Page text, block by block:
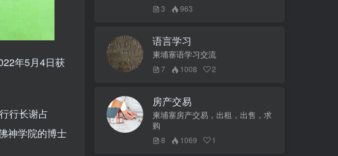
年5月4日获
行长谢占
神学院的博士
3 963
语言学习
柬埔寨语学习交流
7 1008 2
房产交易
柬埔寨房产交易，出租，出售，求
购
8 1069 1